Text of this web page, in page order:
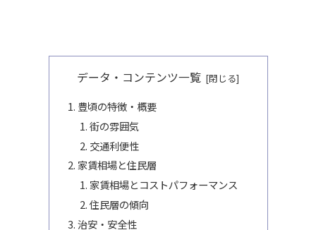
データ・コンテンツ一覧
豊頃の特徴・概要
街の雰囲気
交通利便性
家賃相場と住民層
家賃相場とコストパフォーマンス
住民層の傾向
治安・安全性